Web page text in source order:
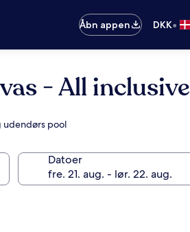
Åbn appen
DKK•
- All inclusive
udendørs pool
Datoer